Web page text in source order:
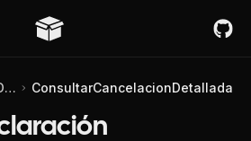
M.O.A. - Declaración ConsultarCancelacionDetallada